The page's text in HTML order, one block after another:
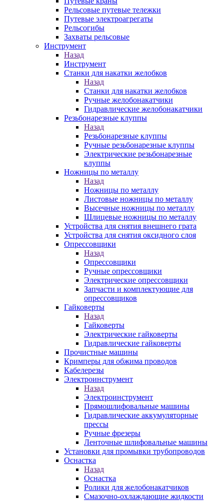
Рельсовые путевые тележки
Путевые электроагрегаты
Рельсогибы
Захваты рельсовые
Инструмент
Назад
Инструмент
Станки для накатки желобков
Назад
Станки для накатки желобков
Ручные желобонакатчики
Гидравлические желобонакатчики
Резьбонарезные клуппы
Назад
Резьбонарезные клуппы
Ручные резьбонарезные клуппы
Электрические резьбонарезные
клуппы
Ножницы по металлу
Назад
Ножницы по металлу
Листовые ножницы по металлу
Высечные ножницы по металлу
Шлицевые ножницы по металлу
Устройства для снятия внешнего грата
Устройства для снятия оксидного слоя
Опрессовщики
Назад
Опрессовщики
Ручные опрессовщики
Электрические опрессовщики
Запчасти и комплектующие для
опрессовщиков
Гайковерты
Назад
Гайковерты
Электрические гайковерты
Гидравлические гайковерты
Прочистные машины
Кримперы для обжима проводов
Кабелерезы
Электроинструмент
Назад
Электроинструмент
Прямошлифовальные машины
Гидравлические аккумуляторные
прессы
Ручные фрезеры
Ленточные шлифовальные машины
Установки для промывки трубопроводов
Оснастка
Назад
Оснастка
Ролики для желобонакатчиков
Смазочно-охлаждающие жидкости